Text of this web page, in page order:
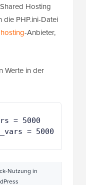
Hosting
PHP.ini-Datei
-Anbieter,
Werte in der
= 5000
= 5000